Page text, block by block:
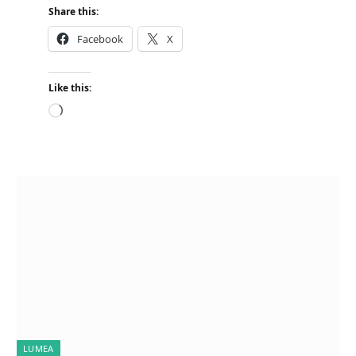
Share this:
Facebook X
Like this:
L
LUMEA